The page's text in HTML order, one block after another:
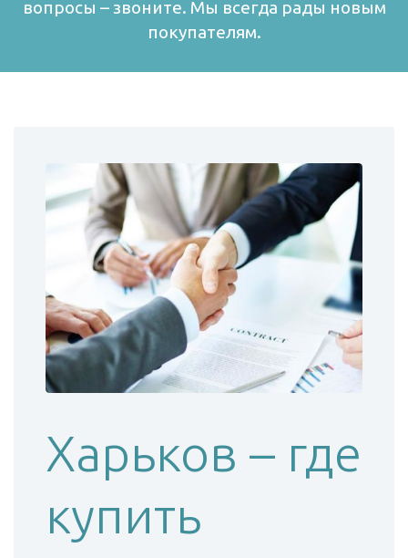
вопросы – звоните. Мы всегда рады новым
покупателям.
Харьков – где
купить